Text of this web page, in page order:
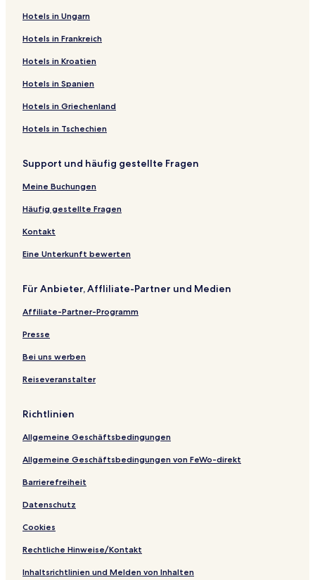
Hotels in Ungarn
Hotels in Frankreich
Hotels in Kroatien
Hotels in Spanien
Hotels in Griechenland
Hotels in Tschechien
Support und häufig gestellte Fragen
Meine Buchungen
Häufig gestellte Fragen
Kontakt
Eine Unterkunft bewerten
Für Anbieter, Affliliate-Partner und Medien
Affiliate-Partner-Programm
Presse
Bei uns werben
Reiseveranstalter
Richtlinien
Allgemeine Geschäftsbedingungen
Allgemeine Geschäftsbedingungen von FeWo-direkt
Barrierefreiheit
Datenschutz
Cookies
Rechtliche Hinweise/Kontakt
Inhaltsrichtlinien und Melden von Inhalten